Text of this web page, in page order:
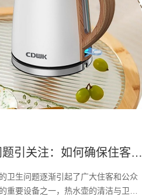
引关注：如何确保住客安
生问题逐渐引起了广大住客和公众
重要设备之一，热水壶的清洁与卫生